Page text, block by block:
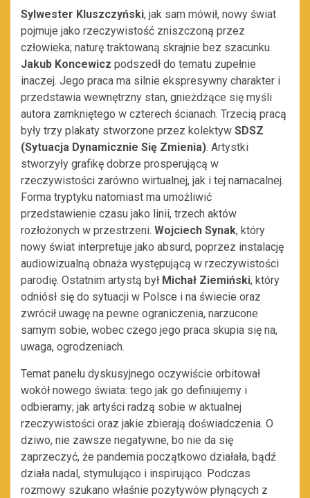
Sylwester Kluszczyński, jak sam mówił, nowy świat
pojmuje jako rzeczywistość zniszczoną przez
człowieka; naturę traktowaną skrajnie bez szacunku.
Jakub Koncewicz podszedł do tematu zupełnie
inaczej. Jego praca ma silnie ekspresywny charakter i
przedstawia wewnętrzny stan, gnieżdżące się myśli
autora zamkniętego w czterech ścianach. Trzecią pracą
były trzy plakaty stworzone przez kolektyw SDSZ
(Sytuacja Dynamicznie Się Zmienia). Artystki
stworzyły grafikę dobrze prosperującą w
rzeczywistości zarówno wirtualnej, jak i tej namacalnej.
Forma tryptyku natomiast ma umożliwić
przedstawienie czasu jako linii, trzech aktów
rozłożonych w przestrzeni. Wojciech Synak, który
nowy świat interpretuje jako absurd, poprzez instalację
audiowizualną obnaża występującą w rzeczywistości
parodię. Ostatnim artystą był Michał Ziemiński, który
odniósł się do sytuacji w Polsce i na świecie oraz
zwrócił uwagę na pewne ograniczenia, narzucone
samym sobie, wobec czego jego praca skupia się na,
uwaga, ogrodzeniach.
Temat panelu dyskusyjnego oczywiście orbitował
wokół nowego świata: tego jak go definiujemy i
odbieramy; jak artyści radzą sobie w aktualnej
rzeczywistości oraz jakie zbierają doświadczenia. O
dziwo, nie zawsze negatywne, bo nie da się
zaprzeczyć, że pandemia początkowo działała, bądź
działa nadal, stymulująco i inspirująco. Podczas
rozmowy szukano właśnie pozytywów płynących z